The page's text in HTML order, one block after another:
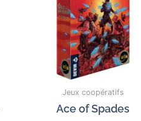
Jeux coopératifs
Ace of Spades